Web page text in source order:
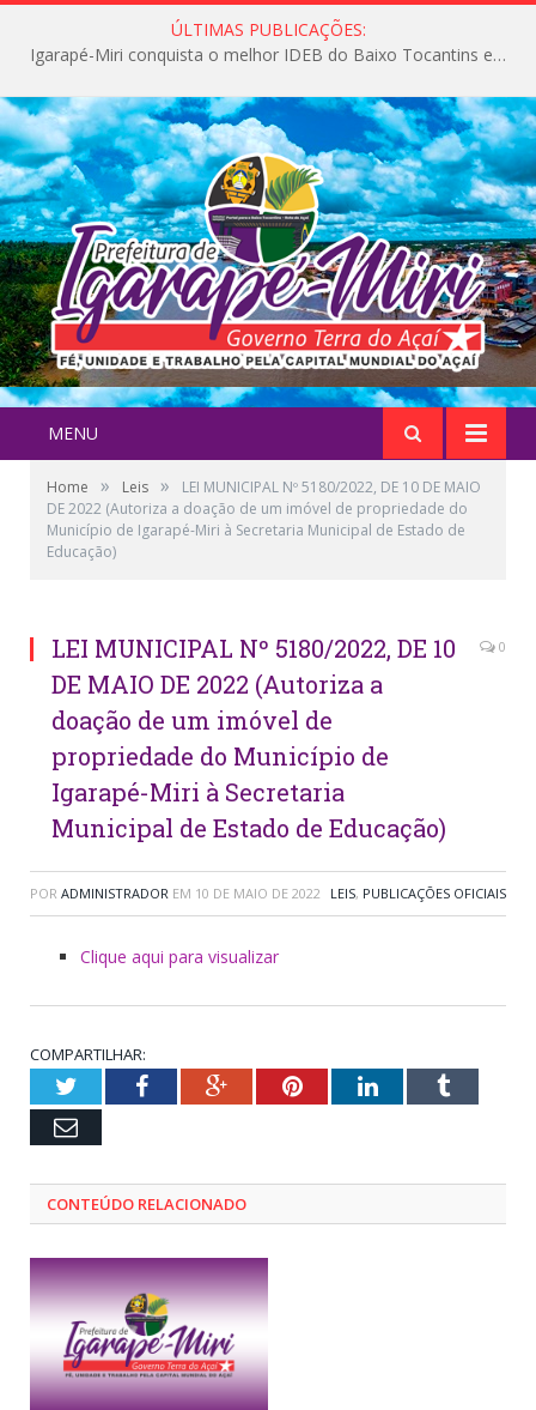
ÚLTIMAS PUBLICAÇÕES:
Igarapé-Miri conquista o melhor IDEB do Baixo Tocantins e avança na qualidade da educação pública
MENU
Home » Leis »
LEI MUNICIPAL Nº 5180/2022, DE 10 DE MAIO
DE 2022 (Autoriza a doação de um imóvel de propriedade do
Município de Igarapé-Miri à Secretaria Municipal de Estado de
Educação)
LEI MUNICIPAL Nº 5180/2022, DE 10
DE MAIO DE 2022 (Autoriza a
doação de um imóvel de
propriedade do Município de
Igarapé-Miri à Secretaria
Municipal de Estado de Educação)
0
POR ADMINISTRADOR EM 10 DE MAIO DE 2022 LEIS, PUBLICAÇÕES OFICIAIS
Clique aqui para visualizar
COMPARTILHAR:
TwitterFacebookGoogle+PinterestLinkedInTumblr
Email
CONTEÚDO RELACIONADO